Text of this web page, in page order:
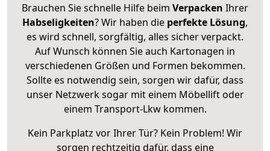
Brauchen Sie schnelle Hilfe beim Verpacken Ihrer
Habseligkeiten? Wir haben die perfekte Lösung,
es wird schnell, sorgfältig, alles sicher verpackt.
Auf Wunsch können Sie auch Kartonagen in
verschiedenen Größen und Formen bekommen.
Sollte es notwendig sein, sorgen wir dafür, dass
unser Netzwerk sogar mit einem Möbellift oder
einem Transport-Lkw kommen.
Kein Parkplatz vor Ihrer Tür? Kein Problem! Wir
sorgen rechtzeitig dafür, dass eine